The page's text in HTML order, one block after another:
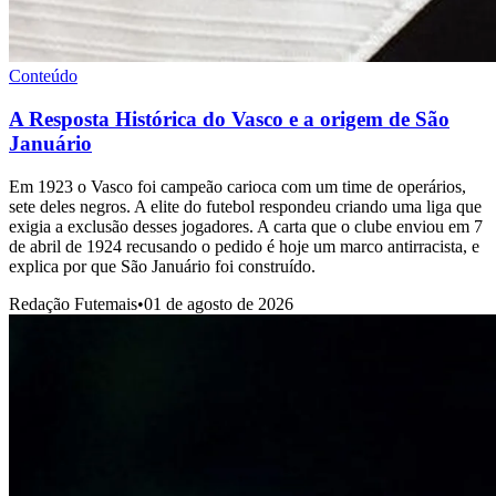
Conteúdo
A Resposta Histórica do Vasco e a origem de São
Januário
Em 1923 o Vasco foi campeão carioca com um time de operários,
sete deles negros. A elite do futebol respondeu criando uma liga que
exigia a exclusão desses jogadores. A carta que o clube enviou em 7
de abril de 1924 recusando o pedido é hoje um marco antirracista, e
explica por que São Januário foi construído.
Redação Futemais•01 de agosto de 2026